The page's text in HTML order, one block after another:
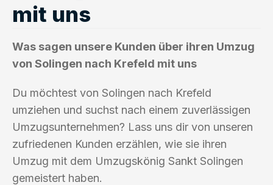
mit uns
Was sagen unsere Kunden über ihren Umzug
von Solingen nach Krefeld mit uns
Du möchtest von Solingen nach Krefeld
umziehen und suchst nach einem zuverlässigen
Umzugsunternehmen? Lass uns dir von unseren
zufriedenen Kunden erzählen, wie sie ihren
Umzug mit dem Umzugskönig Sankt Solingen
gemeistert haben.